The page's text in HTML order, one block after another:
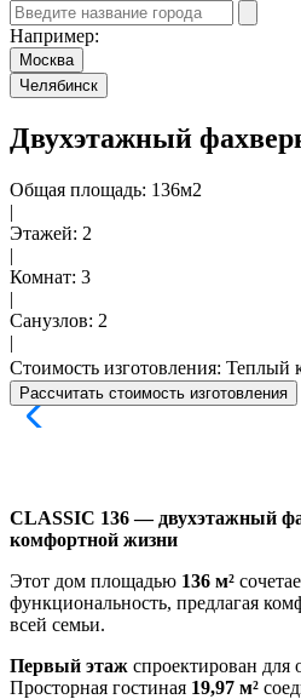
Например:
Москва
Челябинск
Двухэтажный
Общая площадь: 136м2
|
Этажей: 2
|
Комнат: 3
|
Санузлов: 2
|
Стоимость изготовления: Теплый
Рассчитать стоимость изготовления
CLASSIC 136 — двухэтажный
комфортной жизни
Этот дом площадью 136 м²
функциональность, предлагая
всей семьи.
Первый этаж спроектирован
Просторная гостиная 19,97 м²